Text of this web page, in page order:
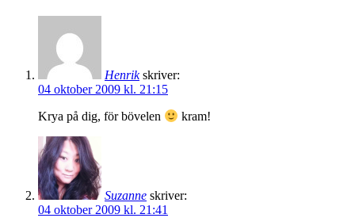
Henrik skriver:
04 oktober 2009 kl. 21:15
Krya på dig, för bövelen kram!
Suzanne skriver:
04 oktober 2009 kl. 21:41